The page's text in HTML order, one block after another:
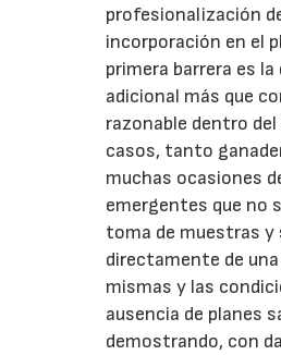
profesionalización
incorporación en el
primera barrera es
adicional más que
razonable dentro
casos, tanto
muchas ocasiones
emergentes que no
toma de muestras y
directamente de
mismas y las
ausencia de planes
demostrando, con